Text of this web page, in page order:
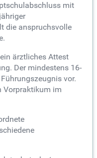
mit
die anspruchsvolle
ärztliches Attest
Der mindestens 16-
vor.
Vorpraktikum im